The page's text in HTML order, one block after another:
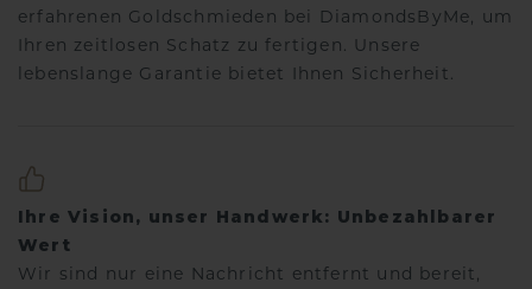
erfahrenen Goldschmieden bei DiamondsByMe, um
Ihren zeitlosen Schatz zu fertigen. Unsere
lebenslange Garantie bietet Ihnen Sicherheit.
Ihre Vision, unser Handwerk: Unbezahlbarer
Wert
Wir sind nur eine Nachricht entfernt und bereit,